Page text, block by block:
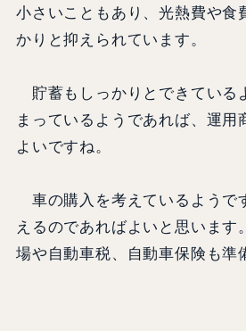
小さいこともあり、光熱費や食
かりと抑えられています。
貯蓄もしっかりとできている
まっているようであれば、運用
よいですね。
車の購入を考えているようで
えるのであればよいと思います
場や自動車税、自動車保険も準